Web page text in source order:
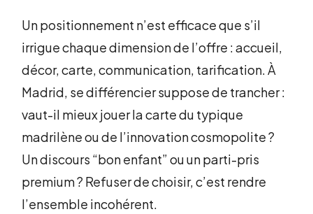
Un positionnement n’est efficace que s’il
irrigue chaque dimension de l’offre : accueil,
décor, carte, communication, tarification. À
Madrid, se différencier suppose de trancher :
vaut-il mieux jouer la carte du typique
madrilène ou de l’innovation cosmopolite ?
Un discours “bon enfant” ou un parti-pris
premium ? Refuser de choisir, c’est rendre
l’ensemble incohérent.